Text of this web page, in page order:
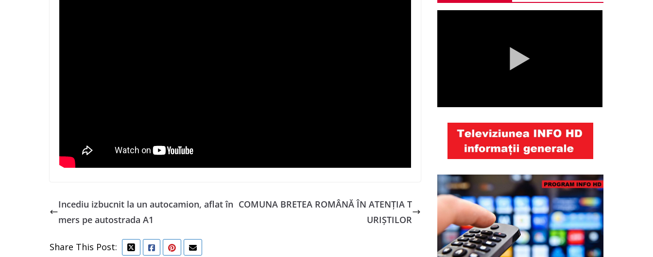
Incediu izbucnit la un autocamion, aflat în
mers pe autostrada A1
COMUNA BRETEA ROMÂNĂ ÎN ATENȚIA T
URIȘTILOR
Share This Post: